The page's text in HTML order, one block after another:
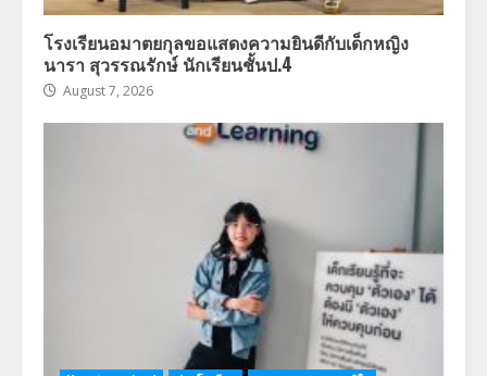
โรงเรียนอมาตยกุลขอแสดงความยินดีกับเด็กหญิง
นารา สุวรรณรักษ์ นักเรียนชั้นป.4
August 7, 2026